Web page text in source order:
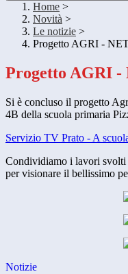
Home >
Novità >
Le notizie >
Progetto AGRI -
Progetto AGRI -
Si è concluso il progetto
4B della scuola primaria
Servizio TV Prato - A
Condividiamo i lavori
per visionare il bellissimo
Notizie